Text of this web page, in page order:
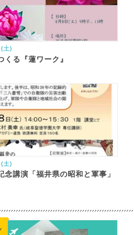
土)
くる『蓮ワーク』
土)
念講演「福井県の昭和と軍事」